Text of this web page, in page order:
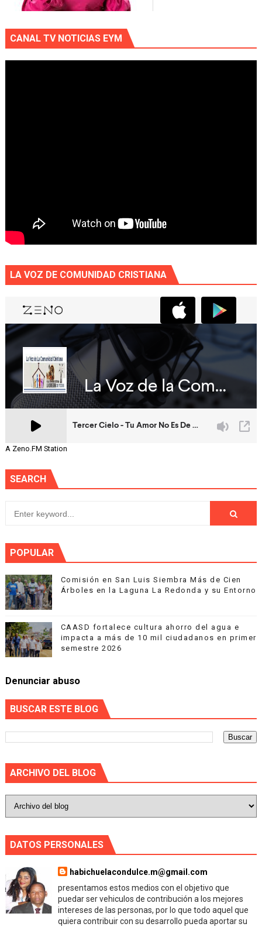
CANAL TV NOTICIAS EYM
LA VOZ DE COMUNIDAD CRISTIANA
A Zeno.FM Station
SEARCH
POPULAR
Comisión en San Luis Siembra Más de Cien
Árboles en la Laguna La Redonda y su Entorno
CAASD fortalece cultura ahorro del agua e
impacta a más de 10 mil ciudadanos en primer
semestre 2026
Denunciar abuso
BUSCAR ESTE BLOG
ARCHIVO DEL BLOG
DATOS PERSONALES
habichuelacondulce.m@gmail.com
presentamos estos medios con el objetivo que
puedar ser vehiculos de contribución a los mejores
intereses de las personas, por lo que todo aquel que
quiera contribuir con su desarrollo pueda aportar su